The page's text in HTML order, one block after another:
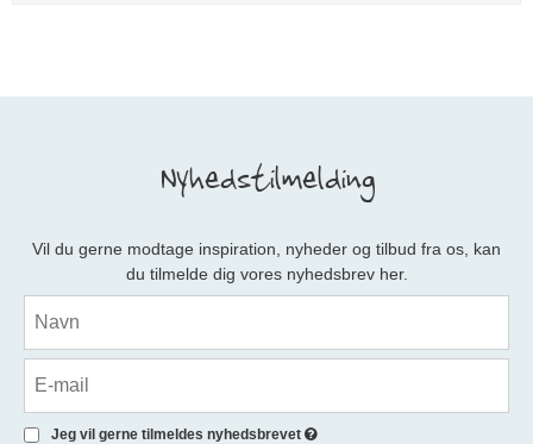
Nyhedstilmelding
Vil du gerne modtage inspiration, nyheder og tilbud fra os, kan
du tilmelde dig vores nyhedsbrev her.
Jeg vil gerne tilmeldes nyhedsbrevet